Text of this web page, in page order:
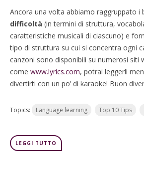
Ancora una volta abbiamo raggruppato i
difficoltà (in termini di struttura,
caratteristiche musicali di ciascuno) e
tipo di struttura su cui si concentra ogni
canzoni sono disponibili su numerosi siti
come www.lyrics.com, potrai leggerli
divertirti con un po’ di karaoke! Buon
Topics: Language learning Top 10 Tips
LEGGI TUTTO